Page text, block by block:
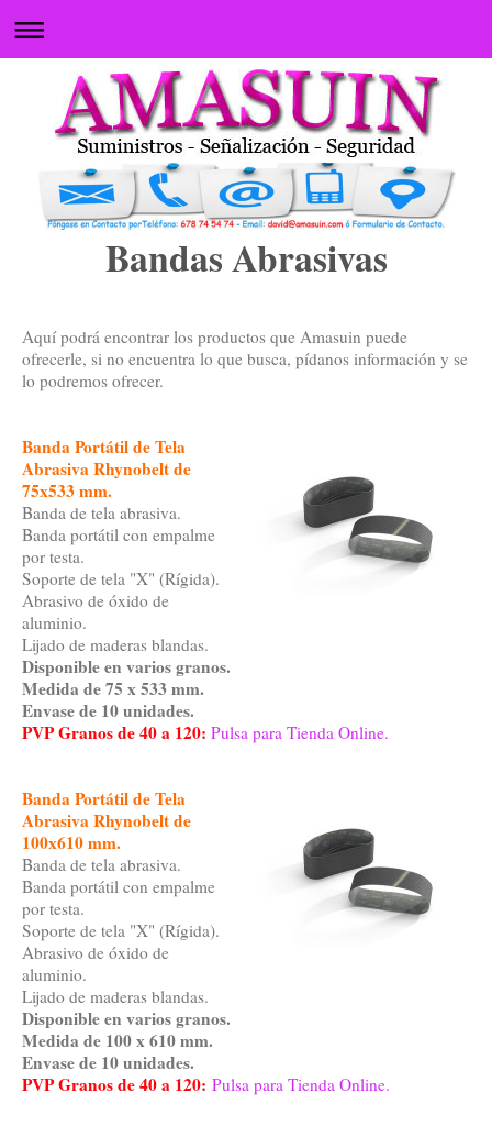
Bandas Abrasivas
Aquí podrá encontrar los productos que Amasuin puede
ofrecerle, si no encuentra lo que busca, pídanos información y se
lo podremos ofrecer.
Banda Portátil de Tela
Abrasiva Rhynobelt de
75x533 mm.
Banda de tela abrasiva.
Banda portátil con empalme
por testa.
Soporte de tela "X" (Rígida).
Abrasivo de óxido de
aluminio.
Lijado de maderas blandas.
Disponible en varios granos.
Medida de 75 x 533 mm.
Envase de 10 unidades.
PVP Granos de 40 a 120: Pulsa para Tienda Online.
Banda Portátil de Tela
Abrasiva Rhynobelt de
100x610 mm.
Banda de tela abrasiva.
Banda portátil con empalme
por testa.
Soporte de tela "X" (Rígida).
Abrasivo de óxido de
aluminio.
Lijado de maderas blandas.
Disponible en varios granos.
Medida de 100 x 610 mm.
Envase de 10 unidades.
PVP Granos de 40 a 120: Pulsa para Tienda Online.